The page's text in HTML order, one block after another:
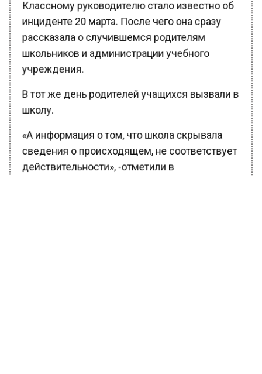
Классному руководителю стало известно об
инциденте 20 марта. После чего она сразу
рассказала о случившемся родителям
школьников и администрации учебного
учреждения.
В тот же день родителей учащихся вызвали в
школу.
«А информация о том, что школа скрывала
сведения о происходящем, не соответствует
действительности», -отметили в